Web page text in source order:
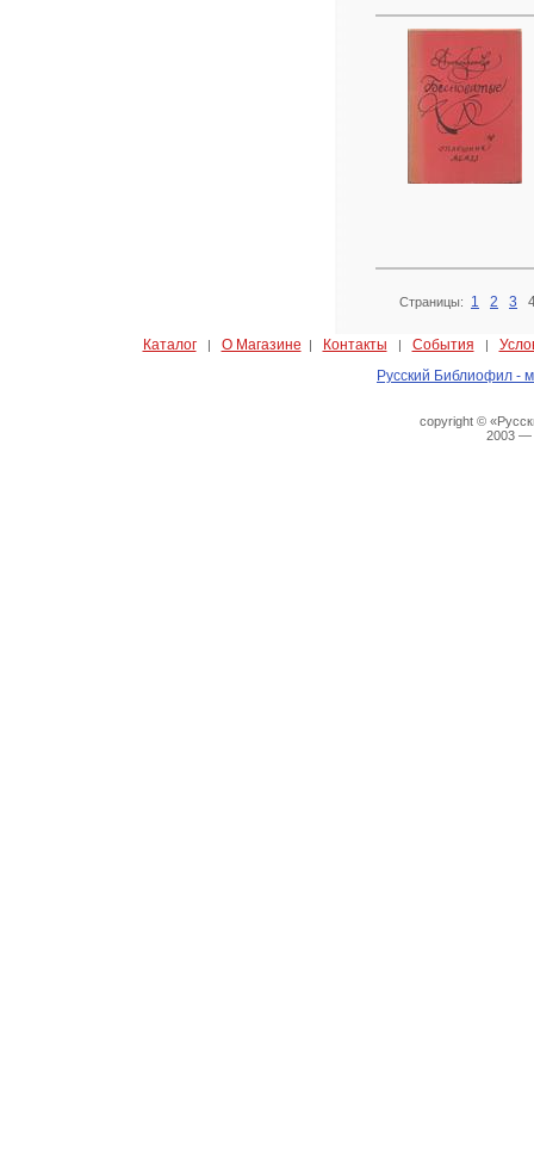
Страницы: 1 2 3
Каталог| О Магазине | Контакты | События |
Русский Библиофил -
copyright ©
2003 —